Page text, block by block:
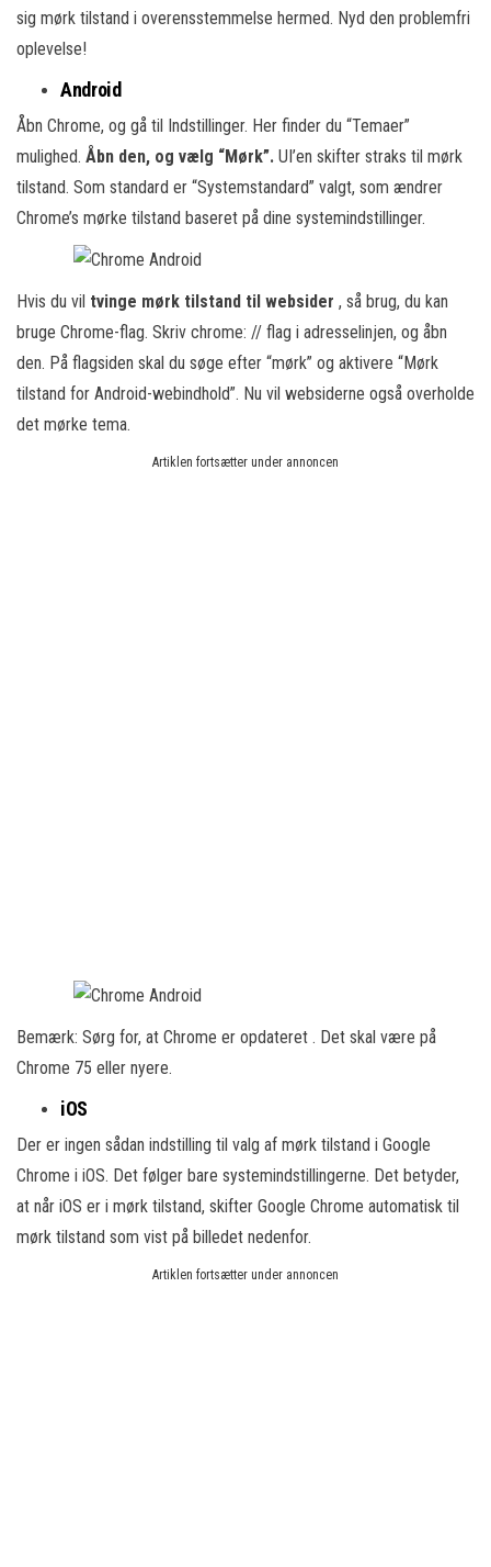
sig mørk tilstand i overensstemmelse hermed. Nyd den problemfri
oplevelse!
Android
Åbn Chrome, og gå til Indstillinger. Her finder du “Temaer”
mulighed. Åbn den, og vælg “Mørk”. UI’en skifter straks til mørk
tilstand. Som standard er “Systemstandard” valgt, som ændrer
Chrome’s mørke tilstand baseret på dine systemindstillinger.
Hvis du vil tvinge mørk tilstand til websider , så brug, du kan
bruge Chrome-flag. Skriv chrome: // flag i adresselinjen, og åbn
den. På flagsiden skal du søge efter “mørk” og aktivere “Mørk
tilstand for Android-webindhold”. Nu vil websiderne også overholde
det mørke tema.
Artiklen fortsætter under annoncen
Bemærk: Sørg for, at Chrome er opdateret . Det skal være på
Chrome 75 eller nyere.
iOS
Der er ingen sådan indstilling til valg af mørk tilstand i Google
Chrome i iOS. Det følger bare systemindstillingerne. Det betyder,
at når iOS er i mørk tilstand, skifter Google Chrome automatisk til
mørk tilstand som vist på billedet nedenfor.
Artiklen fortsætter under annoncen